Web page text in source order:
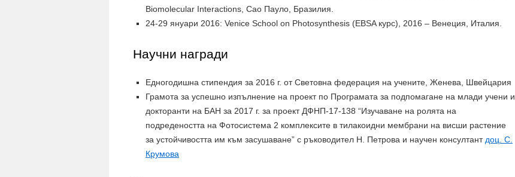
Biomolecular Interactions, Сао Пауло, Бразилия.
24-29 януари 2016: Venice School on Photosynthesis (EBSA курс), 2016 – Венеция, Италия.
Научни награди
Едногодишна стипендия за 2016 г. от Световна федерация на учените, Женева, Швейцария
Грамота за успешно изпълнение на проект по Програмата за подпомагане на млади учени и
докторанти на БАН за 2017 г. за проект ДФНП-17-138 “Изучаване на ролята на
подредеността на Фотосистема 2 комплексите в тилакоидни мембрани на висши растение
за устойчивостта им към засушаване” с ръководител Н. Петрова и научен консултант доц. С.
Крумова